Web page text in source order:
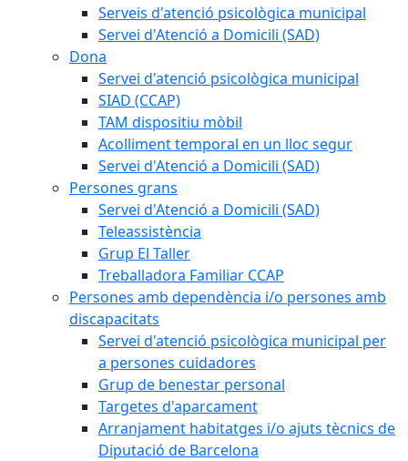
Serveis d'atenció psicològica municipal
Servei d'Atenció a Domicili (SAD)
Dona
Servei d'atenció psicològica municipal
SIAD (CCAP)
TAM dispositiu mòbil
Acolliment temporal en un lloc segur
Servei d'Atenció a Domicili (SAD)
Persones grans
Servei d'Atenció a Domicili (SAD)
Teleassistència
Grup El Taller
Treballadora Familiar CCAP
Persones amb dependència i/o persones amb
discapacitats
Servei d'atenció psicològica municipal per
a persones cuidadores
Grup de benestar personal
Targetes d'aparcament
Arranjament habitatges i/o ajuts tècnics de
Diputació de Barcelona